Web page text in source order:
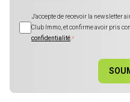
J'accepte de recevoir la newsletter
Club Immo, et confirme avoir pris
confidentialité*